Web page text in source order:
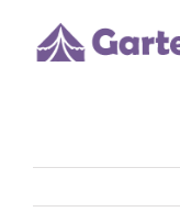
content